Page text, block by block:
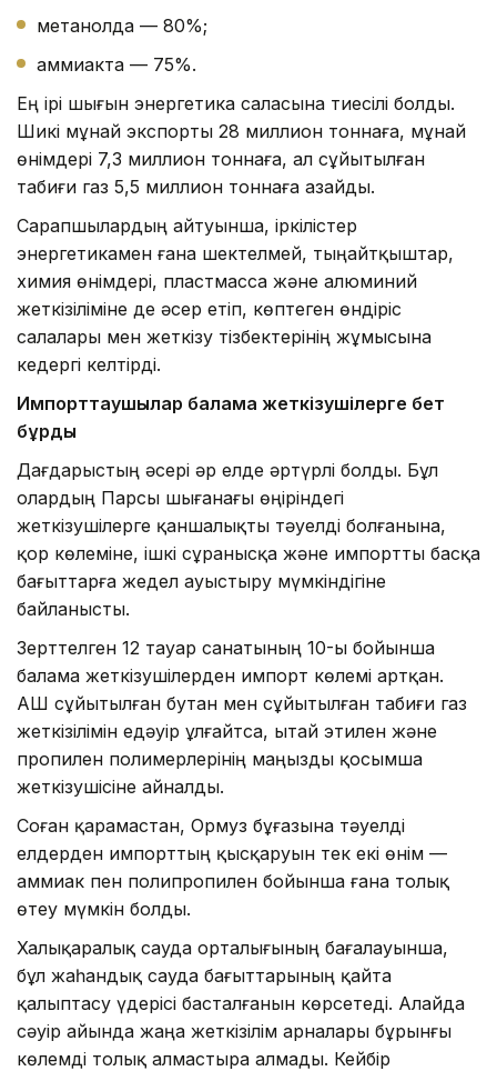
метанолда — 80%;
аммиакта — 75%.
Ең ірі шығын энергетика саласына тиесілі болды.
Шикі мұнай экспорты 28 миллион тоннаға, мұнай
өнімдері 7,3 миллион тоннаға, ал сұйытылған
табиғи газ 5,5 миллион тоннаға азайды.
Сарапшылардың айтуынша, іркілістер
энергетикамен ғана шектелмей, тыңайтқыштар,
химия өнімдері, пластмасса және алюминий
жеткізіліміне де әсер етіп, көптеген өндіріс
салалары мен жеткізу тізбектерінің жұмысына
кедергі келтірді.
Импорттаушылар балама жеткізушілерге бет
бұрды
Дағдарыстың әсері әр елде әртүрлі болды. Бұл
олардың Парсы шығанағы өңіріндегі
жеткізушілерге қаншалықты тәуелді болғанына,
қор көлеміне, ішкі сұранысқа және импортты басқа
бағыттарға жедел ауыстыру мүмкіндігіне
байланысты.
Зерттелген 12 тауар санатының 10-ы бойынша
балама жеткізушілерден импорт көлемі артқан.
АҚШ сұйытылған бутан мен сұйытылған табиғи газ
жеткізілімін едәуір ұлғайтса, Қытай этилен және
пропилен полимерлерінің маңызды қосымша
жеткізушісіне айналды.
Соған қарамастан, Ормуз бұғазына тәуелді
елдерден импорттың қысқаруын тек екі өнім —
аммиак пен полипропилен бойынша ғана толық
өтеу мүмкін болды.
Халықаралық сауда орталығының бағалауынша,
бұл жаһандық сауда бағыттарының қайта
қалыптасу үдерісі басталғанын көрсетеді. Алайда
сәуір айында жаңа жеткізілім арналары бұрынғы
көлемді толық алмастыра алмады. Кейбір